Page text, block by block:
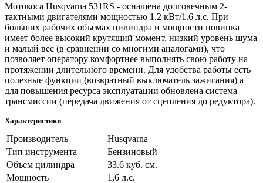
Мотокоса Husqvarna 531RS - оснащена долговечным 2-
тактными двигателями мощностью 1.2 кВт/1.6 л.с. При
больших рабочих объемах цилиндра и мощности новинка
имеет более высокий крутящий момент, низкий уровень шума
и малый вес (в сравнении со многими аналогами), что
позволяет оператору комфортнее выполнять свою работу на
протяжении длительного времени. Для удобства работы есть
полезные функции (возвратный выключатель зажигания) а
для повышения ресурса эксплуатации обновлена система
трансмиссии (передача движения от сцепления до редуктора).
Характеристики
Производитель
Husqvarna
Тип инструмента
Бензиновый
Объем цилиндра
33.6 куб. см.
Мощность
1,6 л.с.